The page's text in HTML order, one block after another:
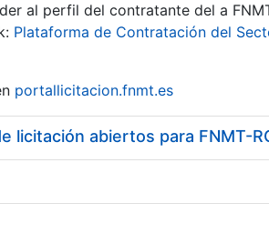
al perfil del contratante del a
Plataforma de Contratación del
portallicitacion.fnmt.es